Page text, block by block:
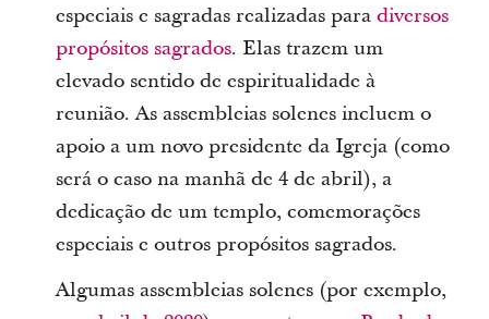
especiais e sagradas realizadas para diversos
propósitos sagrados. Elas trazem um
elevado sentido de espiritualidade à
reunião. As assembleias solenes incluem o
apoio a um novo presidente da Igreja (como
será o caso na manhã de 4 de abril), a
dedicação de um templo, comemorações
especiais e outros propósitos sagrados.
Algumas assembleias solenes (por exemplo,